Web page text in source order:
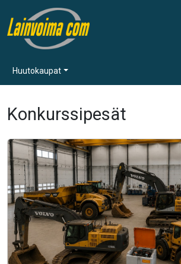
Huutokaupat
Konkurssipesät